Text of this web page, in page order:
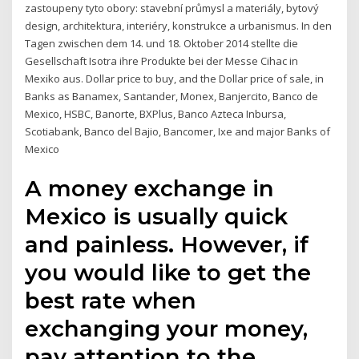
zastoupeny tyto obory: stavební průmysl a materiály, bytový
design, architektura, interiéry, konstrukce a urbanismus. In den
Tagen zwischen dem 14. und 18. Oktober 2014 stellte die
Gesellschaft Isotra ihre Produkte bei der Messe Cihac in
Mexiko aus. Dollar price to buy, and the Dollar price of sale, in
Banks as Banamex, Santander, Monex, Banjercito, Banco de
Mexico, HSBC, Banorte, BXPlus, Banco Azteca Inbursa,
Scotiabank, Banco del Bajio, Bancomer, Ixe and major Banks of
Mexico
A money exchange in
Mexico is usually quick
and painless. However, if
you would like to get the
best rate when
exchanging your money,